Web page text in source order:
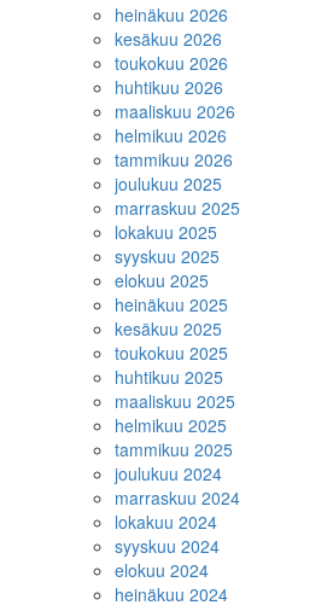
heinäkuu 2026
kesäkuu 2026
toukokuu 2026
huhtikuu 2026
maaliskuu 2026
helmikuu 2026
tammikuu 2026
joulukuu 2025
marraskuu 2025
lokakuu 2025
syyskuu 2025
elokuu 2025
heinäkuu 2025
kesäkuu 2025
toukokuu 2025
huhtikuu 2025
maaliskuu 2025
helmikuu 2025
tammikuu 2025
joulukuu 2024
marraskuu 2024
lokakuu 2024
syyskuu 2024
elokuu 2024
heinäkuu 2024